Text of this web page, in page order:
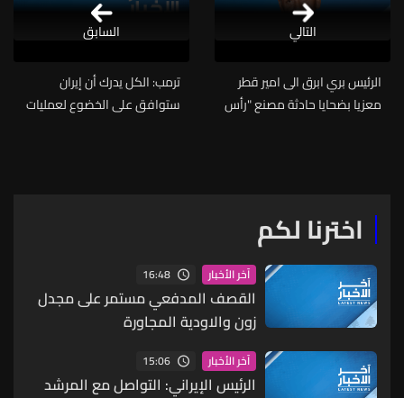
التالي
الرئيس بري ابرق الى امير قطر
معزيا بضحايا حادثة مصنع "رأس
ترمب: الكل يدرك أن إيران
ستوافق على الخضوع لعمليات
السابق
اخترنا لكم
آخر الأخبار 16:48
القصف المدفعي مستمر على مجدل
زون والاودية المجاورة
آخر الأخبار 15:06
الرئيس الإيراني: التواصل مع المرشد